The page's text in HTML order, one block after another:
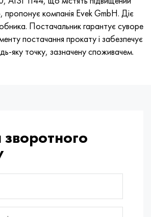
пропонує компанія Evek GmbH. Діє
Постачальник гарантує суворе
постачання прокату і забезпечує
яку точку, зазначену споживачем.